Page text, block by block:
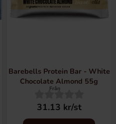
Barebells Protein Bar - White
Chocolate Almond 55g
Från
31.13 kr/st